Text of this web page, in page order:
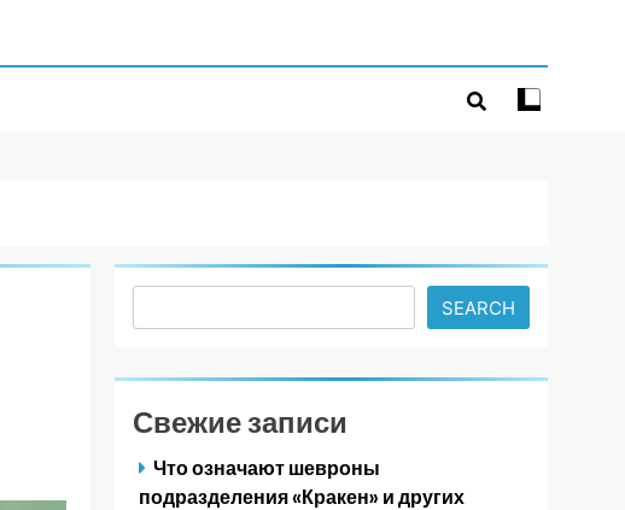
SEARCH
Свежие записи
Что означают шевроны
подразделения «Кракен» и других